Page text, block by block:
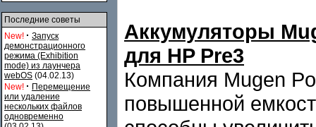
Последние советы
New! · Запуск
демонстрационного
режима (Exhibition
mode) из лаунчера
webOS (04.02.13)
New! · Перемещение
или удаление
нескольких файлов
одновременно
Аккумуляторы
для HP Pre3
Компания Mugen
повышенной